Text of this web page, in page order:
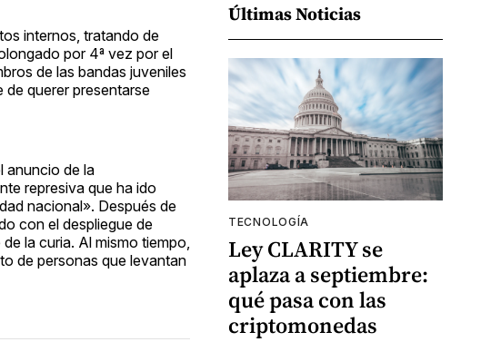
internos, tratando de
por 4ª vez por el
de las bandas juveniles
querer presentarse
anuncio de la
represiva que ha ido
nacional». Después de
con el despliegue de
la curia. Al mismo tiempo,
de personas que levantan
Últimas Noticias
TECNOLOGÍA
Ley CLARITY se
aplaza a septiembre:
qué pasa con las
criptomonedas